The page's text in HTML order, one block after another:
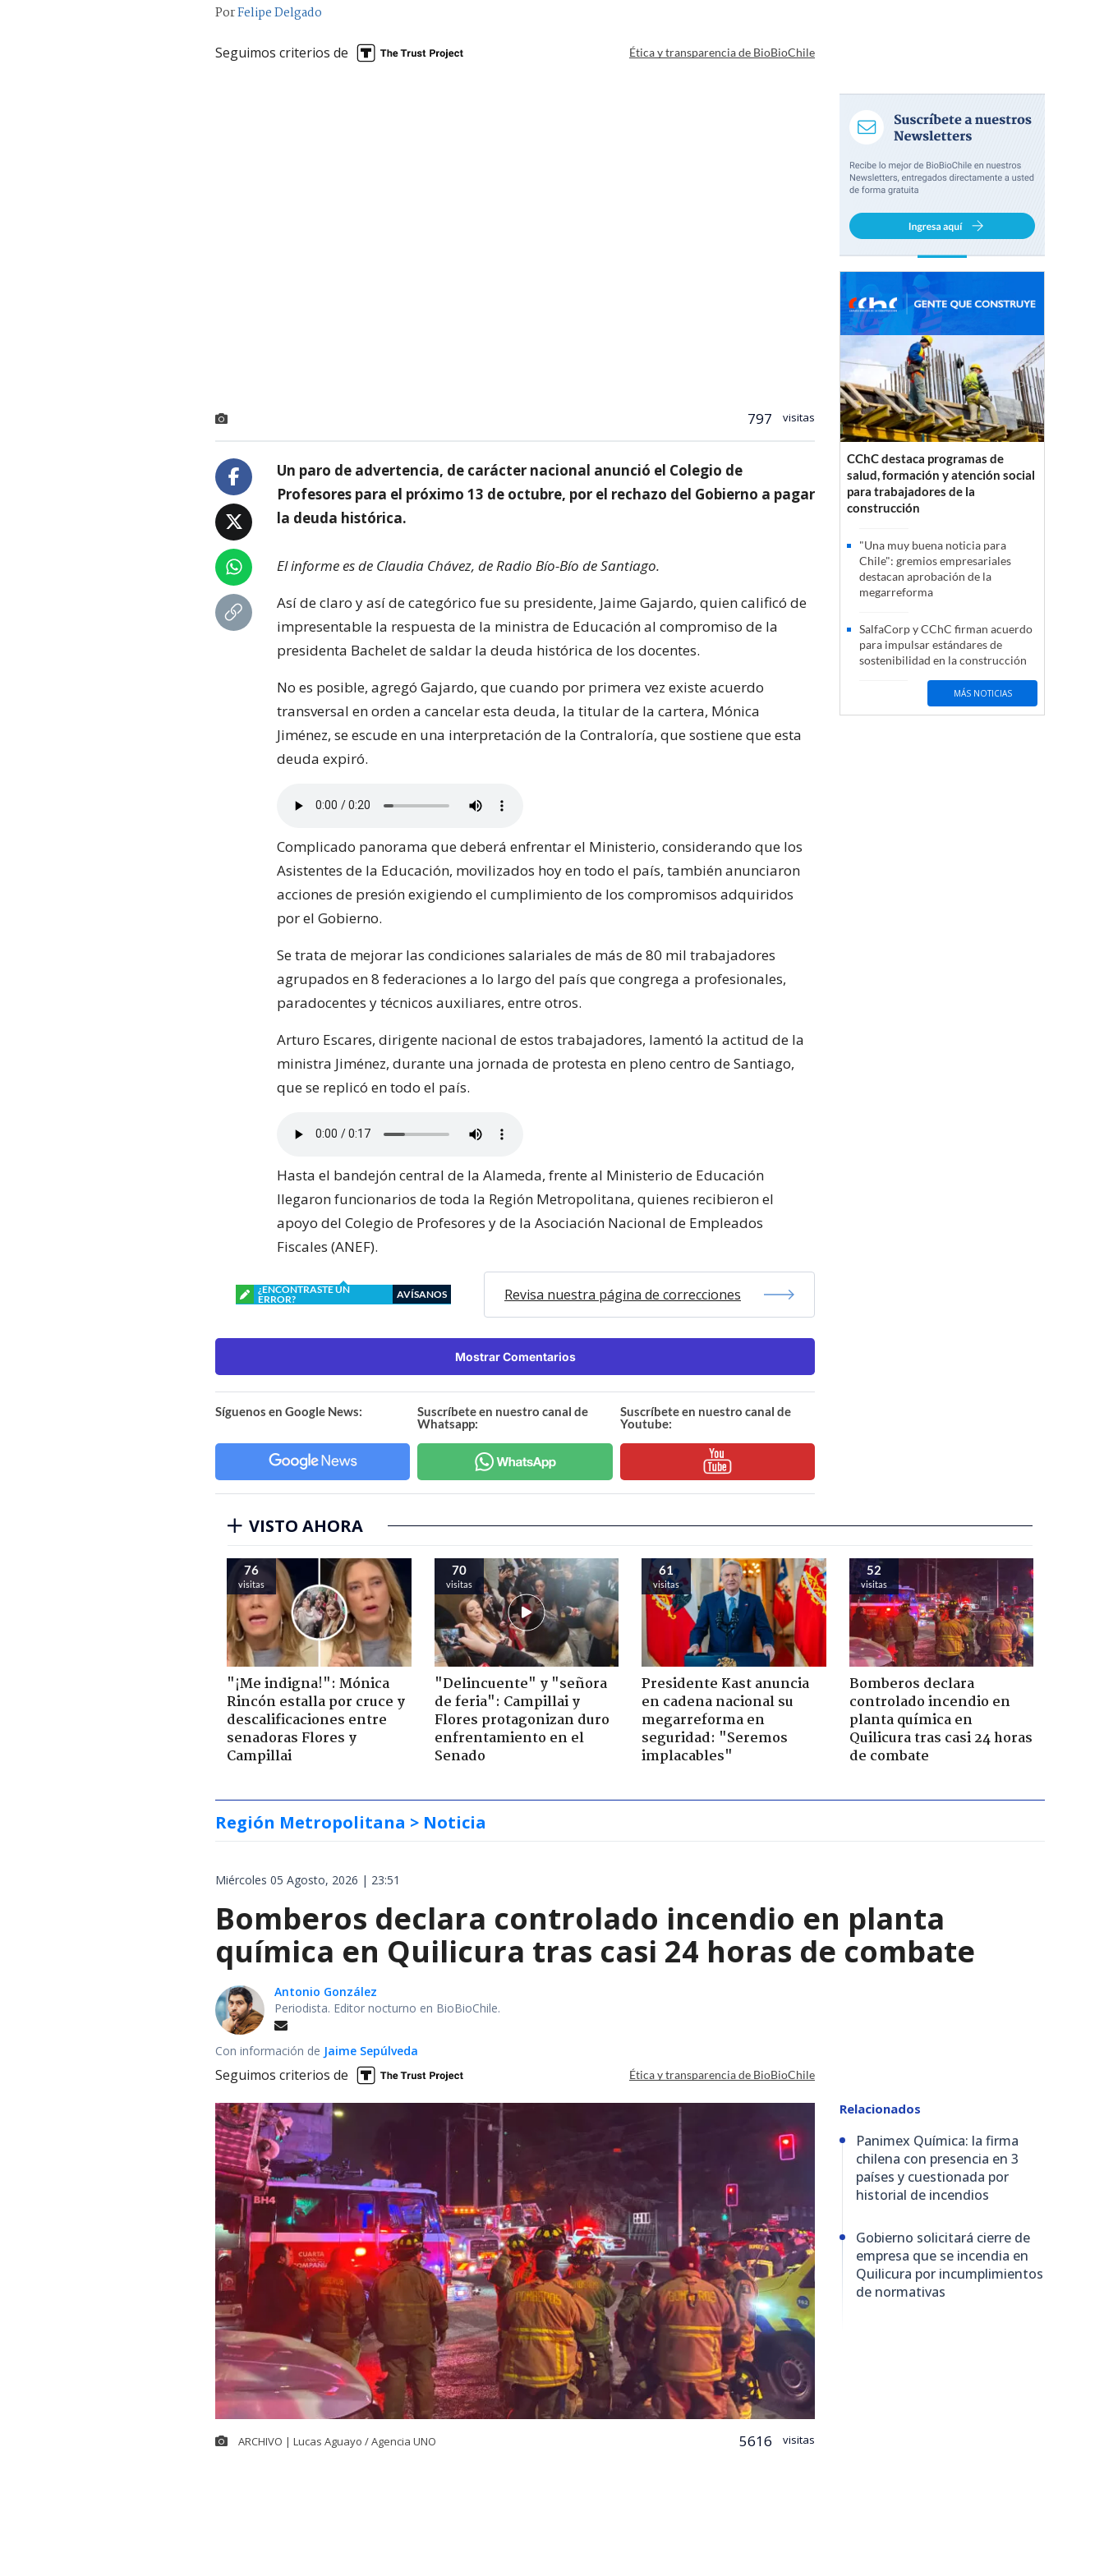
PorFelipe Delgado
Seguimos criterios de Ética y transparencia de BioBioChile
797 visitas
Un paro de advertencia, de carácter nacional anunció el Colegio de
Profesores para el próximo 13 de octubre, por el rechazo del Gobierno a pagar
la deuda histórica.
El informe es de Claudia Chávez, de Radio Bío-Bío de Santiago.
Así de claro y así de categórico fue su presidente, Jaime Gajardo, quien calificó de
impresentable la respuesta de la ministra de Educación al compromiso de la
presidenta Bachelet de saldar la deuda histórica de los docentes.
No es posible, agregó Gajardo, que cuando por primera vez existe acuerdo
transversal en orden a cancelar esta deuda, la titular de la cartera, Mónica
Jiménez, se escude en una interpretación de la Contraloría, que sostiene que esta
deuda expiró.
Complicado panorama que deberá enfrentar el Ministerio, considerando que los
Asistentes de la Educación, movilizados hoy en todo el país, también anunciaron
acciones de presión exigiendo el cumplimiento de los compromisos adquiridos
por el Gobierno.
Se trata de mejorar las condiciones salariales de más de 80 mil trabajadores
agrupados en 8 federaciones a lo largo del país que congrega a profesionales,
paradocentes y técnicos auxiliares, entre otros.
Arturo Escares, dirigente nacional de estos trabajadores, lamentó la actitud de la
ministra Jiménez, durante una jornada de protesta en pleno centro de Santiago,
que se replicó en todo el país.
Hasta el bandejón central de la Alameda, frente al Ministerio de Educación
llegaron funcionarios de toda la Región Metropolitana, quienes recibieron el
apoyo del Colegio de Profesores y de la Asociación Nacional de Empleados
Fiscales (ANEF).
¿ENCONTRASTE UN
ERROR?
AVÍSANOS Revisa nuestra página de correcciones
Mostrar Comentarios
Síguenos en Google News:
Suscríbete en nuestro canal de
Whatsapp:
Suscríbete en nuestro canal de
Youtube:
CChC destaca programas de
salud, formación y atención social
para trabajadores de la
construcción
"Una muy buena noticia para
Chile": gremios empresariales
destacan aprobación de la
megarreforma
SalfaCorp y CChC firman acuerdo
para impulsar estándares de
sostenibilidad en la construcción
MÁS NOTICIAS
VISTO AHORA
76
visitas
"¡Me indigna!": Mónica
Rincón estalla por cruce y
descalificaciones entre
senadoras Flores y
Campillai
70
visitas
"Delincuente" y "señora
de feria": Campillai y
Flores protagonizan duro
enfrentamiento en el
Senado
61
visitas
Presidente Kast anuncia
en cadena nacional su
megarreforma en
seguridad: "Seremos
implacables"
52
visitas
Bomberos declara
controlado incendio en
planta química en
Quilicura tras casi 24 horas
de combate
Región Metropolitana > Noticia
Miércoles 05 Agosto, 2026 | 23:51
Bomberos declara controlado incendio en planta
química en Quilicura tras casi 24 horas de combate
Antonio González
Periodista. Editor nocturno en BioBioChile.
Con información de Jaime Sepúlveda
Seguimos criterios de Ética y transparencia de BioBioChile
ARCHIVO | Lucas Aguayo / Agencia UNO 5616 visitas
Relacionados
Panimex Química: la firma
chilena con presencia en 3
países y cuestionada por
historial de incendios
Gobierno solicitará cierre de
empresa que se incendia en
Quilicura por incumplimientos
de normativas